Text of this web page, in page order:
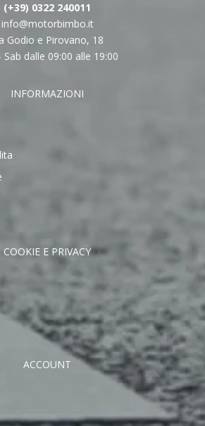
(+39) 0322 240011
info@motorbimbo.it
Godio e Pirovano, 18
Sab dalle 09:00 alle 19:00
INFORMAZIONI
COOKIE E PRIVACY
ACCOUNT